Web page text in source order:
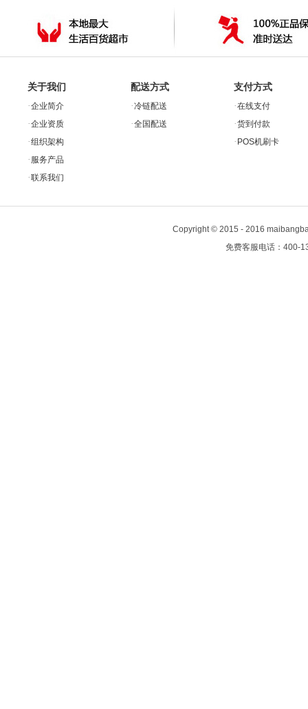
关于我们
·企业简介
·企业资质
·组织架构
· 服务产品
·联系我们
配送方式
·冷链配送
·全国配送
支付方式
·在线支付
·货到付款
· POS机刷卡
Copyright© 2015 - 2016
免费客服电话：400-